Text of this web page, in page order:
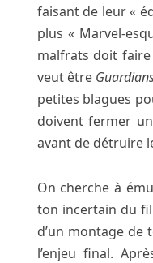
faisant de leur «
plus « Marvel-
malfrats doit
veut être
petites blagues
doivent fermer
avant de détruire
On cherche à
ton incertain du
d’un montage
l’enjeu final.